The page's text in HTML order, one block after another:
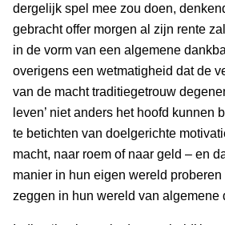
dergelijk spel mee zou doen,
gebracht offer morgen al zijn rente
in de vorm van een algemene
overigens een wetmatigheid dat de
van de macht traditiegetrouw
leven’ niet anders het hoofd kunnen
te betichten van doelgerichte
macht, naar roem of naar geld – en
manier in hun eigen wereld proberen
zeggen in hun wereld van algemene